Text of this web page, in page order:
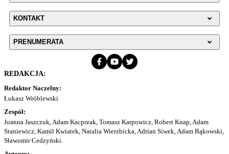
KONTAKT
PRENUMERATA
REDAKCJA:
Redaktor Naczelny:
Łukasz Wróblewski
Zespół:
Joanna Jaszczuk, Adam Kacprzak, Tomasz Karpowicz, Robert Knap, Adam
Staniewicz, Kamil Kwiatek, Natalia Wierzbicka, Adrian Siwek, Adam Bąkowski,
Sławomir Cedzyński.